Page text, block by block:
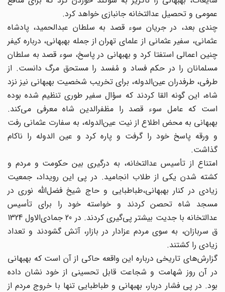
عمومی و تحصیل عدالتخانه جانبازی خواهد کرد.
چندی بعد، در جریان سوء قصد به سلطان عبدالحمید، پادشاه
عثمانی، سفیر عثمانی از علمای تهران از جمله بهبهانی، درباره کیفر
چنین اعمالی استفتا کرد و بهبهانی در پاسخ، سوء قصد به سلطان
مسلمانان را در حکم فساد و مُفسد را مستحق مرگ دانست. از
طرفی، طرفدران عین‌الدوله، برای تخریب شخصیت بهبهانی نیز نزد
شاه، این گونه القا کردند که سؤال سفیر طوری تنظیم شده بوده
است که عامل سوء قصد را مظفرالدین شاه معرفی می‌کند.
بهبهانی به محض اطلاع از نیت عین‌الدوله، به سفارت عثمانی رفت
و ورقه پاسخ خود را گرفت و پاره کرد و عین‌ الدوله را ناکام
گذاشت.
امتناع از تأسیس عدالتخانه، به درگیری بین حکومت و مردم و
کشته شدن یکی از طلاب انجامید. در پی این رویداد،‌ جمعیت
زیادی در کنار بهبهانی،‌طباطبایی و حاج شیخ فضل‌الله نوری در
مسجد شاه تحصن کردند و خواسته خود را برای تأسیس
عدالتخانه با جدیت بیشتر پی‌گیری کردند. در 20 جماد‌ی‌الاول 1324
ق سربازان، به سوی مردم عزادار در بازار، آتش گشودند و تعداد
زیادی را کشتند.
گزارش‌های تاریخی درباره این واقعه حاکی از آن است که بهبهانی
در آن روز شهامت و شجاعت قابل تحسینی از خود نشان داده
بود. در پی فشار دربار، بهبهانی و طباطبایی تنها با خروج مردم از